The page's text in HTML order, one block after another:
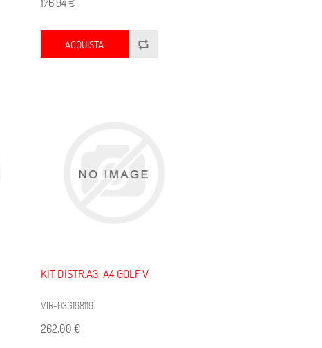
176,94 €
ACQUISTA
KIT DISTR.A3-A4 GOLF V
VIR-03G198119
262,00 €